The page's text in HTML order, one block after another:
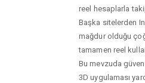
reel hesaplarla
Başka sitelerden
mağdur olduğu
tamamen reel
Bu mevzuda
3D uygulaması